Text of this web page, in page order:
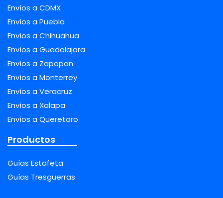
Envíos a CDMX
Envíos a Puebla
Envíos a Chihuahua
Envíos a Guadalajara
Envíos a Zapopan
Envíos a Monterrey
Envíos a Veracruz
Envíos a Xalapa
Envíos a Queretaro
Productos
Guías Estafeta
Guías Tresguerras